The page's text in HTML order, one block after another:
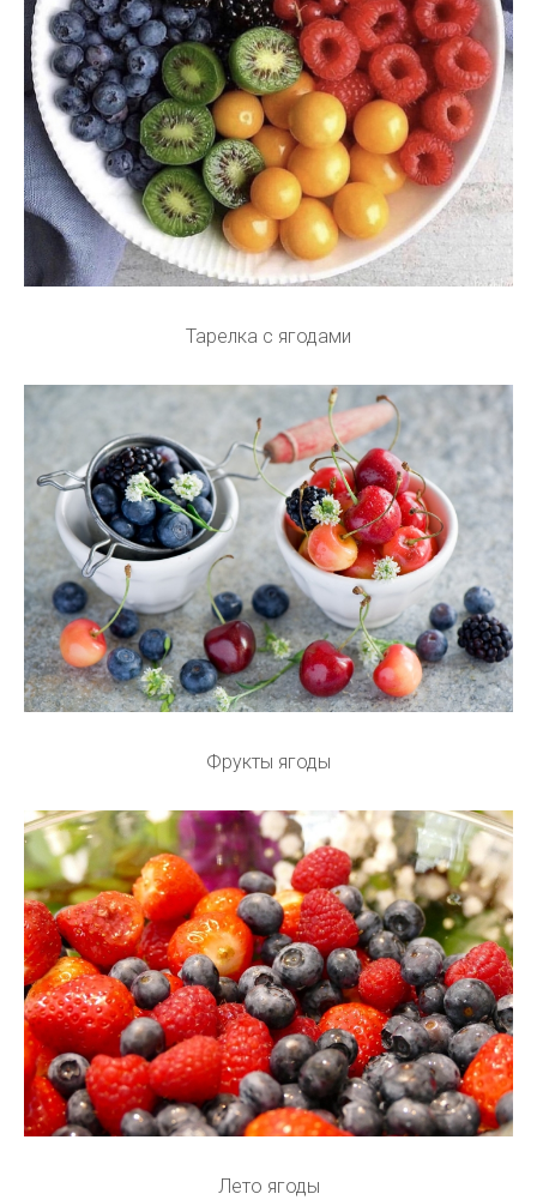
Тарелка с ягодами
Фрукты ягоды
Лето ягоды